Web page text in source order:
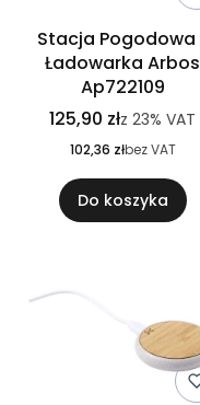
Stacja
Ładowarka Arbos
Ap722109
125,90 złz 23% VAT
102,36 złbez VAT
Do koszyka